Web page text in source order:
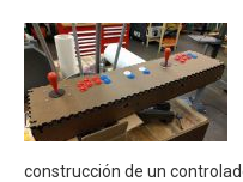
construcción de un